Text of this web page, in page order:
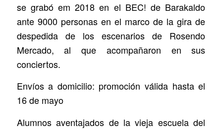
se grabó em 2018 en el BEC! de Barakaldo
ante 9000 personas en el marco de la gira de
despedida de los escenarios de Rosendo
Mercado, al que acompañaron en sus
conciertos.
Envíos a domicilio: promoción válida hasta el
16 de mayo
Alumnos aventajados de la vieja escuela del